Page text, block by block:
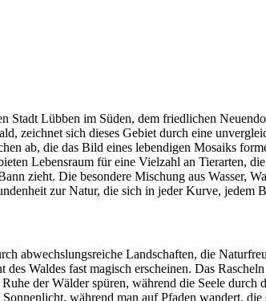
Stadt Lübben im Süden, dem friedlichen
zeichnet sich dieses Gebiet durch eine
ab, die das Bild eines lebendigen Mosaiks
Lebensraum für eine Vielzahl an Tierarten,
zieht. Die besondere Mischung aus Wasser,
zur Natur, die sich in jeder Kurve, jedem
abwechslungsreiche Landschaften, die
Waldes fast magisch erscheinen. Das
der Wälder spüren, während die Seele
während man auf Pfaden wandert,